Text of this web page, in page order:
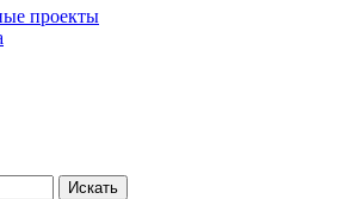
проекты
Искать